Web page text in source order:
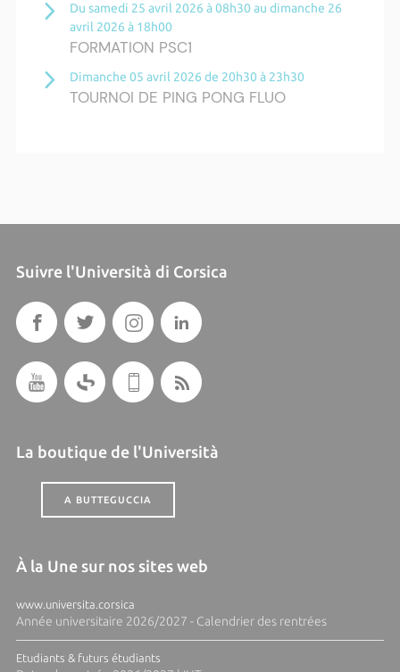
Du samedi 25 avril 2026 à 08h30 au dimanche 26
avril 2026 à 18h00
FORMATION PSC1
Dimanche 05 avril 2026 de 20h30 à 23h30
TOURNOI DE PING PONG FLUO
Suivre l'Università di Corsica
La boutique de l'Università
A BUTTEGUCCIA
À la Une sur nos sites web
www.universita.corsica
Année universitaire 2026/2027 - Calendrier des rentrées
Etudiants & futurs étudiants